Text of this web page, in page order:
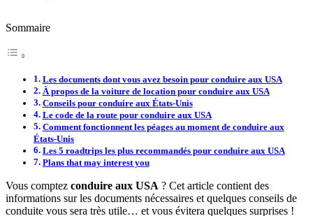
Sommaire
Les documents dont vous avez besoin pour conduire aux USA
À propos de la voiture de location pour conduire aux USA
Conseils pour conduire aux États-Unis
Le code de la route pour conduire aux USA
Comment fonctionnent les péages au moment de conduire aux
États-Unis
Les 5 roadtrips les plus recommandés pour conduire aux USA
Plans that may interest you
Vous comptez conduire aux USA ? Cet article contient des
informations sur les documents nécessaires et quelques conseils de
conduite vous sera très utile… et vous évitera quelques surprises !